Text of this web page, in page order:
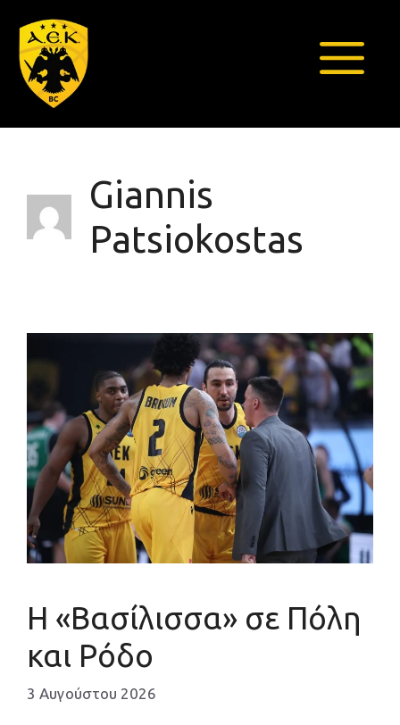
περιεχόμενο
Giannis
Patsiokostas
Η «Βασίλισσα» σε Πόλη
και Ρόδο
3 Αυγούστου 2026